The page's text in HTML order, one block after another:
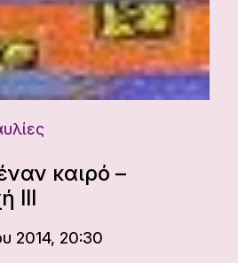
καιρό –
2014, 20:30